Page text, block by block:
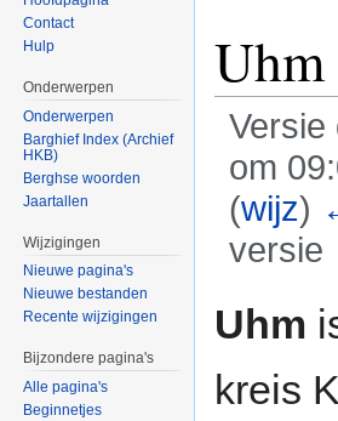
Uhm
Versie
om
(wijz)
versie
Uhm
kreis
Contact
Hulp
Onderwerpen
Onderwerpen
Barghief Index (Archief
HKB)
Berghse woorden
Jaartallen
Wijzigingen
Nieuwe pagina's
Nieuwe bestanden
Recente wijzigingen
Bijzondere pagina's
Alle pagina's
Beginnetjes